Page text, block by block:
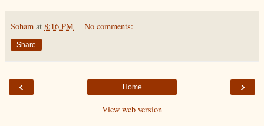
Soham at 8:16 PM No comments:
Share
‹ ›
Home
View web version